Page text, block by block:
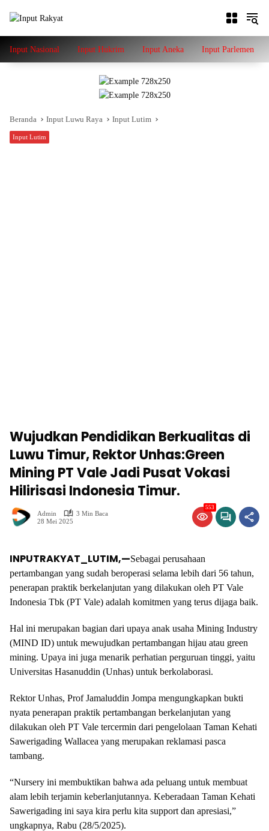
Input Nasional Input Hukrim Input Aneka Input Parlemen
Beranda Input Luwu Raya Input Lutim
Input Lutim
Wujudkan Pendidikan Berkualitas di
Luwu Timur, Rektor Unhas:Green
Mining PT Vale Jadi Pusat Vokasi
Hilirisasi Indonesia Timur.
Admin
3 Min Baca
28 Mei 2025
553
INPUTRAKYAT_LUTIM,—Sebagai perusahaan
pertambangan yang sudah beroperasi selama lebih dari 56 tahun,
penerapan praktik berkelanjutan yang dilakukan oleh PT Vale
Indonesia Tbk (PT Vale) adalah komitmen yang terus dijaga baik.
Hal ini merupakan bagian dari upaya anak usaha Mining Industry
(MIND ID) untuk mewujudkan pertambangan hijau atau green
mining. Upaya ini juga menarik perhatian perguruan tinggi, yaitu
Universitas Hasanuddin (Unhas) untuk berkolaborasi.
Rektor Unhas, Prof Jamaluddin Jompa mengungkapkan bukti
nyata penerapan praktik pertambangan berkelanjutan yang
dilakukan oleh PT Vale tercermin dari pengelolaan Taman Kehati
Sawerigading Wallacea yang merupakan reklamasi pasca
tambang.
“Nursery ini membuktikan bahwa ada peluang untuk membuat
alam lebih terjamin keberlanjutannya. Keberadaan Taman Kehati
Sawerigading ini saya kira perlu kita support dan apresiasi,”
ungkapnya, Rabu (28/5/2025).